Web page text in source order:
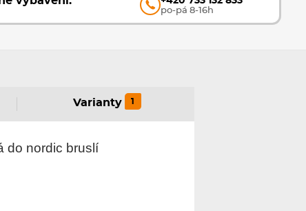
po-pá 8-16h
Varianty 1
do nordic bruslí